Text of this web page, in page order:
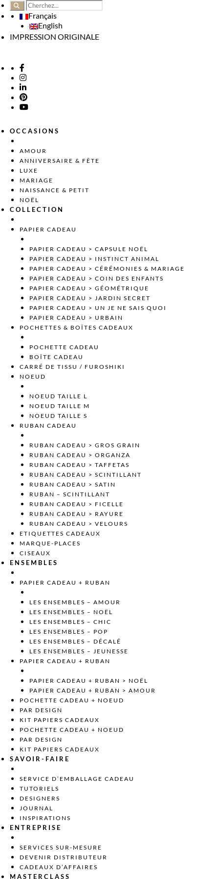
Français
English
IMPRESSION ORIGINALE
OCCASIONS
AMOUR
ANNIVERSAIRE & FÊTE
LUXE
MARIAGE
NAISSANCE & PETIT
NOËL
COLLECTION
PAPIER CADEAU
PAPIER CADEAU > CAPSULE NOËL
PAPIER CADEAU > INSTINCT ANIMAL
PAPIER CADEAU > CÉRÉMONIES & MARIAGE
PAPIER CADEAU > COIN DES ENFANTS
PAPIER CADEAU > GÉOMÉTRIQUE
PAPIER CADEAU > JARDIN SECRET
PAPIER CADEAU > UN JE NE SAIS QUOI
PAPIER CADEAU > URBAIN
POCHETTES & BOÎTES CADEAUX
POCHETTE CADEAU
BOÎTE CADEAU
CARRÉ DE TISSU / FUROSHIKI
NOEUD
NOEUD TAILLE L
NOEUD TAILLE M
NOEUD TAILLE S
RUBAN CADEAU
RUBAN CADEAU > GROS GRAIN
RUBAN CADEAU > ORGANZA
RUBAN CADEAU > TAFFETAS
RUBAN CADEAU > SCINTILLANT
RUBAN CADEAU > SATIN
RUBAN – SCINTILLANT
RUBAN CADEAU > FICELLE
RUBAN CADEAU > RAYURE
RUBAN CADEAU > VELOURS
ETIQUETTES CADEAUX
MARQUE-PLACES
CISEAUX
ENSEMBLES
PAPIER CADEAU + RUBAN
LES ENSEMBLES – AMOUR
LES ENSEMBLES – NOËL
LES ENSEMBLES – CHIC
LES ENSEMBLES – POP
LES ENSEMBLES – DÉCALÉ
LES ENSEMBLES – JEUNESSE
PAPIER CADEAU + RUBAN
PAPIER CADEAU + RUBAN > NOËL
PAPIER CADEAU + RUBAN > AMOUR
POCHETTE CADEAU + NOEUD
PAR DESIGN
KIT PAPIERS CADEAUX
POCHETTE CADEAU + NOEUD
PAR DESIGN
KIT PAPIERS CADEAUX
SAVOIR-FAIRE
SERVICE D’EMBALLAGE CADEAU
TUTORIELS
DESIGNERS
JOURNAL
INSPIRATIONS
ENTREPRISE
SERVICES SUR-MESURE
DEVENIR DISTRIBUTEUR
CADEAUX D’AFFAIRES
MASTERCLASS